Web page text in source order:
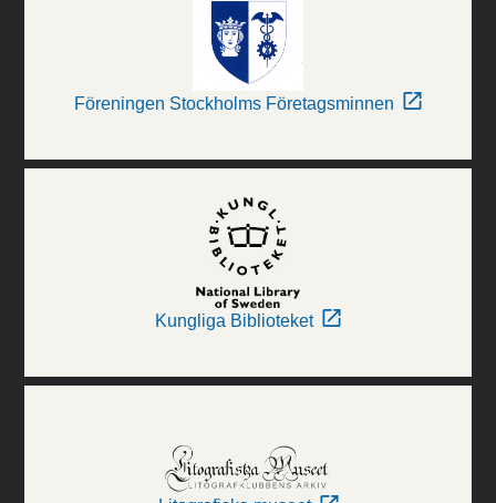
Föreningen Stockholms Företagsminnen
Kungliga Biblioteket